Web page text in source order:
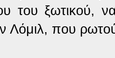
του ξωτικού,
Λόμιλ, που